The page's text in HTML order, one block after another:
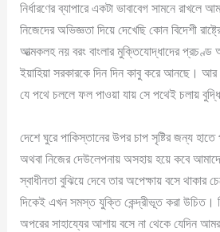
নির্ধারণের ব্যাপারে একটা ভাবাবেগ সামনে
নিজেদের অভিজ্ঞতা দিয়ে দেখেছি কোন বিদেশী
আত্মকলহ নয় বরং বাংলার মুক্তিযোদ্ধাদের প্রচণ্ড
ইয়াহিয়া সরকারকে দিন দিন কাবু করে আনছে।
যে পথে চললে ফল পাওয়া যায় সে পথেই চলায়
দেশে ঘুরে পাকিস্তানের উপর চাপ সৃষ্টির জন্য হাতে
অথবা নিজের দেউলেপনায় অসহায় হয়ে কবে
স্বাধীনতা বুঝিয়ে দেবে তার অপেক্ষায় বসে থাকার
দিকেই এখন সমস্ত যুক্তি কেন্দ্রীভূত করা উচিত।
অপরের সাহায্যের আশায় বসে না থেকে যেদিন